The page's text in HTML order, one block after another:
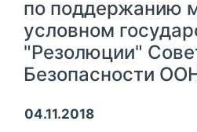
по поддержанию
условном
"Резолюции"
Безопасности
04.11.2018